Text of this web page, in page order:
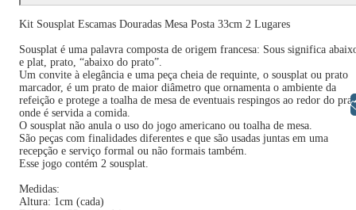
Kit Sousplat Escamas Douradas Mesa Posta 33cm 2 Lugares
Sousplat é uma palavra composta de origem francesa: Sous significa
e plat, prato, “abaixo do prato”.
Um convite à elegância e uma peça cheia de requinte, o sousplat ou prato
marcador, é um prato de maior diâmetro que ornamenta o ambiente da
refeição e protege a toalha de mesa de eventuais respingos ao redor do
onde é servida a comida.
O sousplat não anula o uso do jogo americano ou toalha de mesa.
São peças com finalidades diferentes e que são usadas juntas em uma
recepção e serviço formal ou não formais também.
Esse jogo contém 2 sousplat.
Medidas:
Altura: 1cm (cada)
Libras